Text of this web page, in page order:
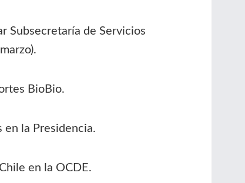
Subsecretaría de Servicios
BioBio.
en la Presidencia.
en la OCDE.